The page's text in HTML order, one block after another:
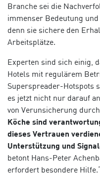
Branche sei die
immenser Bedeutung
denn sie sichere den
Arbeitsplätze.
Experten sind sich einig,
Hotels mit regulärem
Superspreader-Hotspots
es jetzt nicht nur darauf
von Verunsicherung
Köche sind
dieses Vertrauen
Unterstützung und
betont Hans-Peter
erfordert besondere